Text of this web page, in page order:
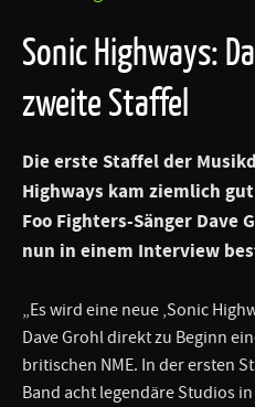
Sonic Highways:
zweite Staffel
Die erste Staffel der
Highways kam ziemlich
Foo Fighters-Sänger Dave
nun in einem Interview
„Es wird eine neue ‚Sonic
Dave Grohl direkt zu Beginn
britischen NME. In der ersten
Band acht legendäre Studios